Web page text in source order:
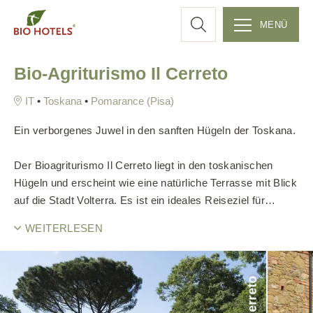
r
g
MENÜ
Bio-Agriturismo Il Cerreto
•Toskana • Pomarance (Pisa)
Ein verborgenes Juwel in den sanften Hügeln der Toskana.
Der Bioagriturismo Il Cerreto liegt in den toskanischen
Hügeln und erscheint wie eine natürliche Terrasse mit Blick
auf die Stadt Volterra. Es ist ein ideales Reiseziel für
Tourismus suchen.
Der kleine Ort Cerreto wurde nach den Kriterien des
grünen Bauens renoviert, der Swimmingpool ist eigentlich
ein Bio-See, ein Spiegel aus blauem und klarem Wasser,
WEITERLESEN